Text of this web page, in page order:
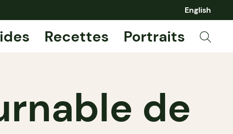
English
Recettes Portraits
de